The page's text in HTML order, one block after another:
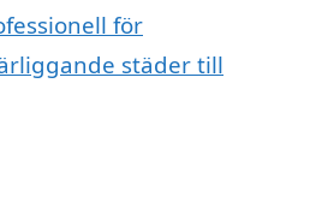
för
städer till